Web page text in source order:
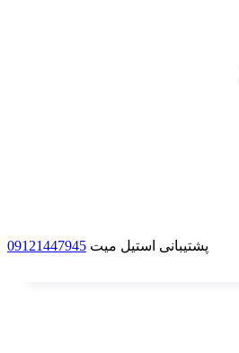
پشتیبانی استیل میت 09121447945